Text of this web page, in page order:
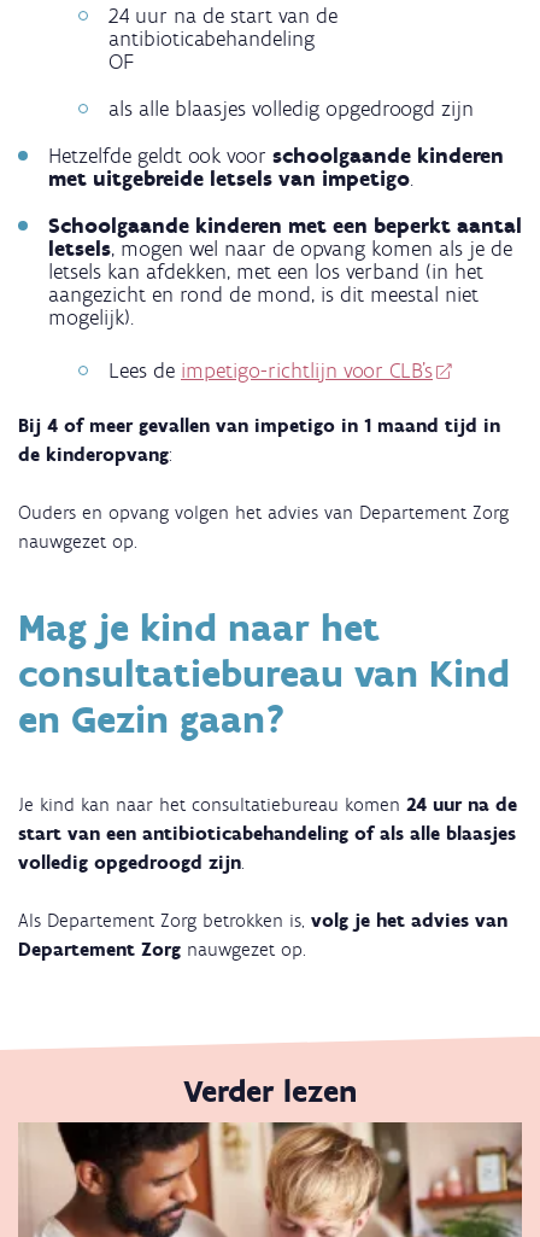
24 uur na de start van de
antibioticabehandeling
OF
als alle blaasjes volledig opgedroogd zijn
Hetzelfde geldt ook voor schoolgaande kinderen
met uitgebreide letsels van impetigo.
Schoolgaande kinderen met een beperkt aantal
letsels, mogen wel naar de opvang komen als je de
letsels kan afdekken, met een los verband (in het
aangezicht en rond de mond, is dit meestal niet
mogelijk).
Lees de impetigo-richtlijn voor CLB's
Bij 4 of meer gevallen van impetigo in 1 maand tijd in
de kinderopvang:
Ouders en opvang volgen het advies van Departement Zorg
nauwgezet op.
Mag je kind naar het
consultatiebureau van Kind
en Gezin gaan?
Je kind kan naar het consultatiebureau komen 24 uur na de
start van een antibioticabehandeling of als alle blaasjes
volledig opgedroogd zijn.
Als Departement Zorg betrokken is, volg je het advies van
Departement Zorg nauwgezet op.
Verder lezen